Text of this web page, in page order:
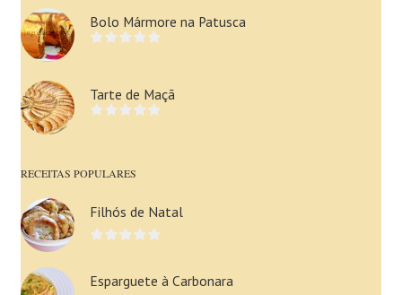
Bolo Mármore na Patusca
Tarte de Maçã
RECEITAS POPULARES
Filhós de Natal
Esparguete à Carbonara